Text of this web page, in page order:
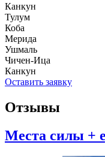
Канкун
Тулум
Коба
Мерида
Ушмаль
Чичен-Ица
Канкун
Оставить заявку
Отзывы
Места силы +